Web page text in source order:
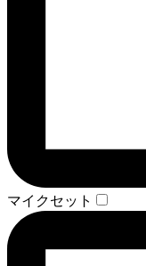
マイクセット